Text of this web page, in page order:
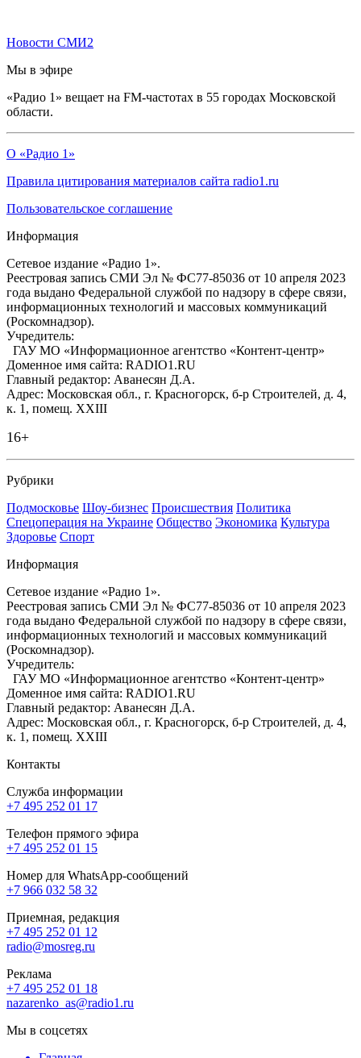
Новости СМИ2
Мы в эфире
«Радио 1» вещает на FM-частотах в 55 городах Московской
области.
О «Радио 1»
Правила цитирования материалов сайта radio1.ru
Пользовательское соглашение
Информация
Сетевое издание «Радио 1».
Реестровая запись СМИ Эл № ФС77-85036 от 10 апреля 2023
года выдано Федеральной службой по надзору в сфере связи,
информационных технологий и массовых коммуникаций
(Роскомнадзор).
Учредитель:
ГАУ МО «Информационное агентство «Контент-центр»
Доменное имя сайта: RADIO1.RU
Главный редактор: Аванесян Д.А.
Адрес: Московская обл., г. Красногорск, б-р Строителей, д. 4,
к. 1, помещ. XXIII
16+
Рубрики
Подмосковье Шоу-бизнес Происшествия Политика
Спецоперация на Украине Общество Экономика Культура
Здоровье Спорт
Информация
Сетевое издание «Радио 1».
Реестровая запись СМИ Эл № ФС77-85036 от 10 апреля 2023
года выдано Федеральной службой по надзору в сфере связи,
информационных технологий и массовых коммуникаций
(Роскомнадзор).
Учредитель:
ГАУ МО «Информационное агентство «Контент-центр»
Доменное имя сайта: RADIO1.RU
Главный редактор: Аванесян Д.А.
Адрес: Московская обл., г. Красногорск, б-р Строителей, д. 4,
к. 1, помещ. XXIII
Контакты
Служба информации
+7 495 252 01 17
Телефон прямого эфира
+7 495 252 01 15
Номер для WhatsApp-сообщений
+7 966 032 58 32
Приемная, редакция
+7 495 252 01 12
radio@mosreg.ru
Реклама
+7 495 252 01 18
nazarenko_as@radio1.ru
Мы в соцсетях